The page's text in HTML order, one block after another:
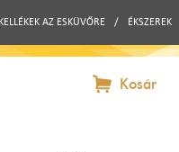
KELLÉKEK AZ ESKÜVŐRE / ÉKSZEREK
Kosár